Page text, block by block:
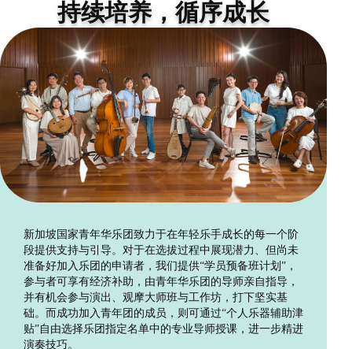
持续培养，循序成长
新加坡国家青年华乐团致力于在年轻乐手成长的每一个阶
段提供支持与引导。对于在选拔过程中展现潜力、但尚未
准备好加入乐团的申请者，我们提供“学员预备班计划”，
参与者可享有经济补助，由青年华乐团的导师亲自指导，
并有机会参与演出、观摩大师班与工作坊，打下坚实基
础。而成功加入青年团的成员，则可通过“个人乐器辅助津
贴”自由选择乐团指定名单中的专业导师授课，进一步精进
演奏技巧。